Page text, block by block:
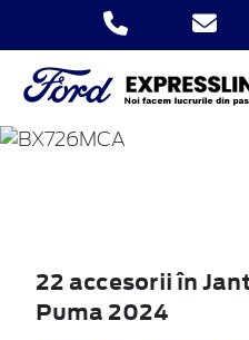
PUMA
22 accesorii în
Puma 2024